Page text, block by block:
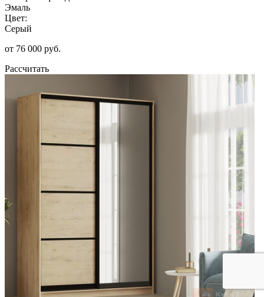
Эмаль
Цвет:
Серый
от 76 000 руб.
Рассчитать